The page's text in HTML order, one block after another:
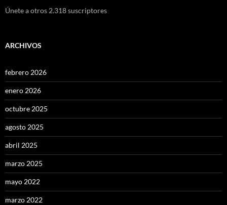
Únete a otros 2.318 suscriptores
ARCHIVOS
febrero 2026
enero 2026
octubre 2025
agosto 2025
abril 2025
marzo 2025
mayo 2022
marzo 2022